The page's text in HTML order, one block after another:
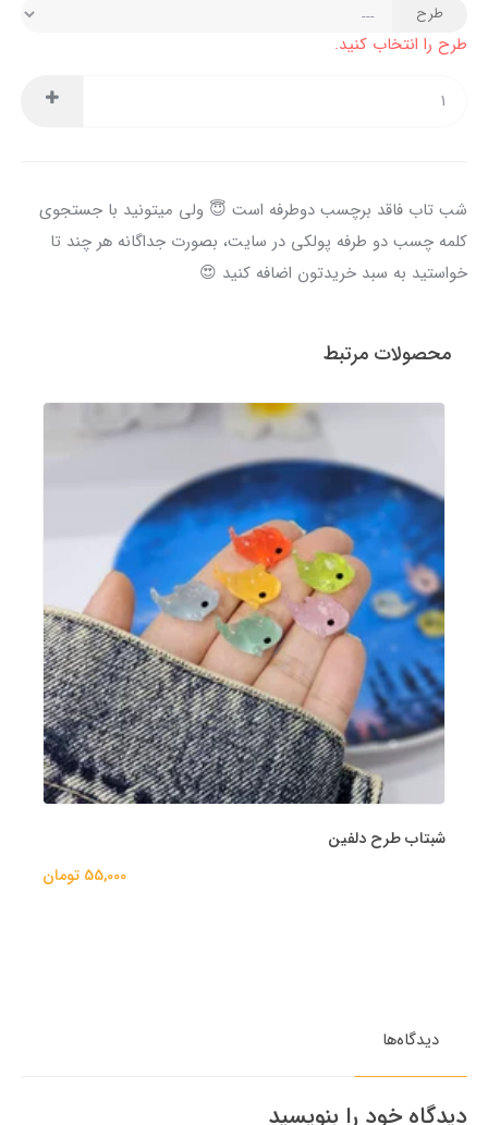
طرح
طرح را انتخاب کنید.
شب تاب فاقد برچسب دوطرفه است 😇 ولی میتونید با جستجوی
کلمه چسب دو طرفه پولکی در سایت، بصورت جداگانه هر چند تا
خواستید به سبد خریدتون اضافه کنید 😍
محصولات مرتبط
شبتاب طرح دلفین
55,000 تومان
دیدگاه‌ها
دیدگاه خود را بنویسید